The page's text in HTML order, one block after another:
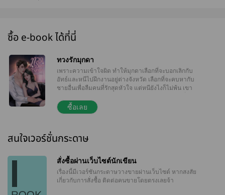
ซื้อ e-book ได้ที่นี่
ทวงรักมุกดา
เพราะความเข้าใจผิด ทำให้มุกดาเลือกที่จะบอกเลิกกับ
อัทธ์และหนีไปฝึกงานอยู่ต่างจังหวัด เลือกที่จะคบหากับ
ชายอื่นเพื่อลืมคนที่รักสุดหัวใจ แต่หนียังไงก็ไม่พ้น เขา
เลิกยุ่งกับหนูสักทีเถอะค่ะ!" "ทำไมต้องให้พี่เลิกกับเธอ
ด้วย" อัทธ์ถามกลับ แววตาเอาเรื่องเต็มที่ "หนูมีแฟนใหม่
พยายามสู้สายตาของชายหนุ่ม "คบกันนานหรือยัง" "ไม่
เลย" "หมายความว่ายังไง นอกจากพี่แล้วยังคบผู้ชายคน
อื่นอีกหลายคนเหรอ" "ใช่ค่ะ หนูคบผู้ชายคนอื่นนอกจาก
พี่ คบมาหลายคน มีอะไรกับผู้ชายมาหลายคนแล้วด้วย
ทีนี้พี่จะเลิกกับหนูได้หรือยัง" หญิงสาวผลักเขาออก ขณะที่
ซื้อเลย
สนใจเวอร์ชั่นกระดาษ
สั่งซื้อผ่านเว็บไซต์นักเขียน
เรื่องนี้มีเวอร์ชันกระดาษวางขายผ่านเว็บไซต์ หากสงสัย
เกี่ยวกับการสั่งซื้อ ติดต่อคนขายโดยตรงเลยจ้า